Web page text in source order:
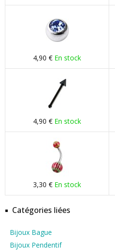
4,90 € En stock
4,90 € En stock
3,30 € En stock
Catégories liées
Bijoux Bague
Bijoux Pendentif